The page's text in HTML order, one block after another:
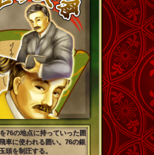
76の地点に持っていった囲
車に使われる囲い。76の銀
頭を制圧する。